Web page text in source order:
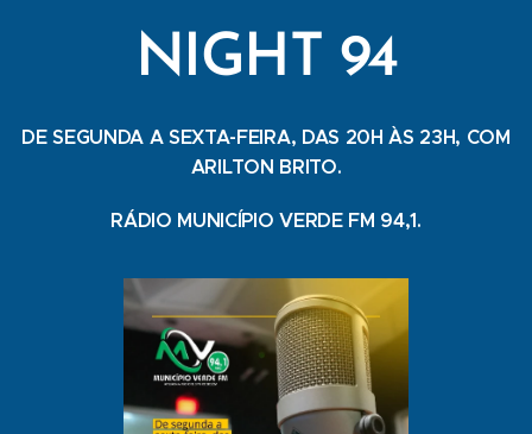
NIGHT 94
DE SEGUNDA A SEXTA-FEIRA, DAS 20H ÀS 23H, COM
ARILTON BRITO.
RÁDIO MUNICÍPIO VERDE FM 94,1.